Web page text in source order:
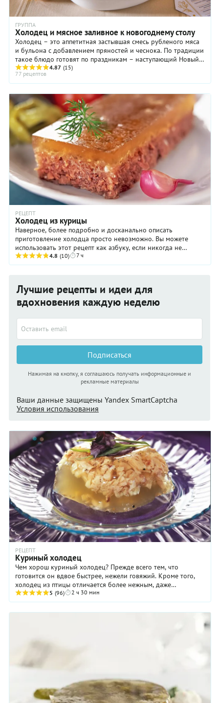
ГРУППА
Холодец и мясное заливное к новогоднему столу
Холодец – это аппетитная застывшая смесь рубленого мяса
и бульона с добавлением пряностей и чеснока. По традиции
такое блюдо готовят по праздникам – наступающий Новый
год будет как раз кстати.Обычно ...
4.87 (15)
77 рецептов
РЕЦЕПТ
Холодец из курицы
Наверное, более подробно и досканально описать
приготовление холодца просто невозможно. Вы можете
использовать этот рецепт как азбуку, если никогда не
готовили популярную русскую закуску. И не ...
4.8 (10) 7 ч
Лучшие рецепты и идеи для
вдохновения каждую неделю
Подписаться
Нажимая на кнопку, я соглашаюсь получать информационные и
рекламные материалы
Ваши данные защищены Yandex SmartCaptcha
Условия использования
РЕЦЕПТ
Куриный холодец
Чем хорош куриный холодец? Прежде всего тем, что
готовится он вдвое быстрее, нежели говяжий. Кроме того,
холодец из птицы отличается более нежным, даже
изысканным вкусом. Ну и, наконец, это блюдо ...
5 (96) 2 ч 30 мин